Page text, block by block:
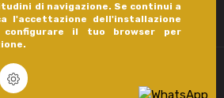
di navigazione. Se continui a
l'accettazione dell'installazione
il tuo browser per